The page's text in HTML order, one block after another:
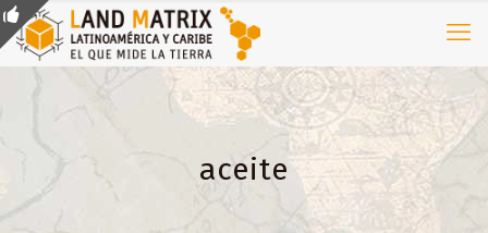
aceite